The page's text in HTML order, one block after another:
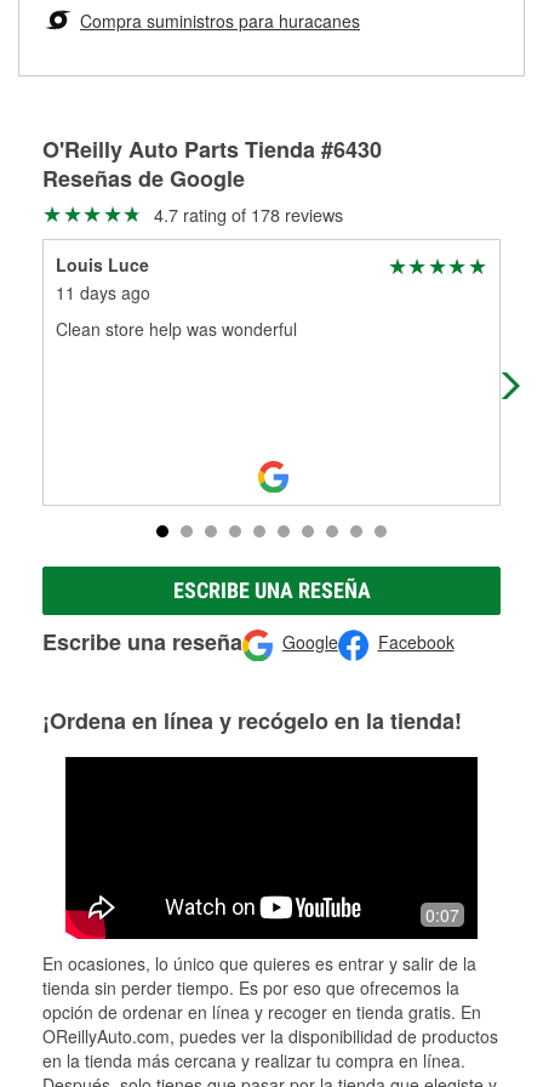
Más información sobre el Programa de Préstamo de
medirán tus tambores o discos para determinar si pueden
ser rectificados con seguridad. Si tus tambores o discos no
partes de reemplazo correctas para tu reparación.
Compra suministros para huracanes
O'Reilly Auto Parts Tienda #6430
Reseñas de Google
4.7 rating of 178 reviews
Louis Luce
11 days ago
Clean store help was wonderful
ESCRIBE UNA RESEÑA
Escribe una reseña Google Facebook
¡Ordena en línea y recógelo en la tienda!
0:07
En ocasiones, lo único que quieres es entrar y salir de la
tienda sin perder tiempo. Es por eso que ofrecemos la
opción de ordenar en línea y recoger en tienda gratis. En
OReillyAuto.com, puedes ver la disponibilidad de productos
en la tienda más cercana y realizar tu compra en línea.